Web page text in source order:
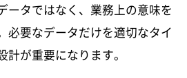
ータではなく、業務上の意味を
必要なデータだけを適切なタイ
が重要になります。